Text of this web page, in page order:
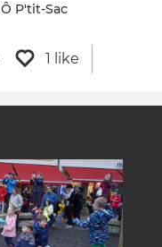
Ô P'tit‑Sac
1 like